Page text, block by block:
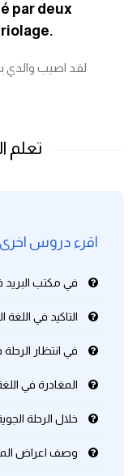
par deux
لقد اصيب والدي
اقرء دروس اخرى
في مكتب البريد
التاكيد في اللغة
في انتظار
المغادرة في
خلال الرحلة
وصف اعراض